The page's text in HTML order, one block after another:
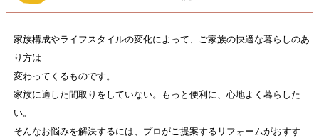
家族構成やライフスタイルの変化によって、ご家族の快適な暮らしのあ
り方は
変わってくるものです。
家族に適した間取りをしていない。もっと便利に、心地よく暮らした
い。
そんなお悩みを解決するには、プロがご提案するリフォームがおすす